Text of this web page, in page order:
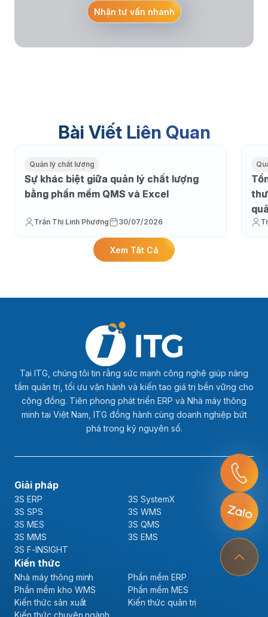
Nhận tư vấn nhanh
Bài Viết Liên Quan
Quản lý chất lượng
Sự khác biệt giữa quản lý chất lượng
bằng phần mềm QMS và Excel
Trần Thị Linh Phương 30/07/2026
Xem Tất Cả
Tại ITG, chúng tôi tin rằng sức mạnh công nghệ giúp nâng
tầm quản trị, tối ưu vận hành và kiến tạo giá trị bền vững cho
cộng đồng. Tiên phong phát triển ERP và Nhà máy thông
minh tại Việt Nam, ITG đồng hành cùng doanh nghiệp bứt
phá trong kỷ nguyên số.
Giải pháp
3S ERP
3S SystemX
3S SPS
3S WMS
3S MES
3S QMS
3S MMS
3S EMS
3S F-INSIGHT
Kiến thức
Nhà máy thông minh
Phần mềm ERP
Phần mềm kho WMS
Phần mềm MES
Kiến thức sản xuất
Kiến thức quản trị
Kiến thức chuyên ngành